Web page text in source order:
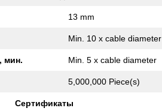
13 mm
Min. 10 x cable diameter
мин. Min. 5 x cable diameter
5,000,000 Piece(s)
Сертификаты